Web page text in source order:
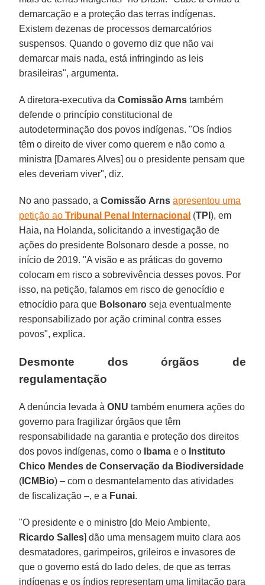
demarcação e a proteção das terras indígenas.
Existem dezenas de processos demarcatórios
suspensos. Quando o governo diz que não vai
demarcar mais nada, está infringindo as leis
brasileiras", argumenta.
A diretora-executiva daComissão Arns também
defende o princípio constitucional de
autodeterminação dos povos indígenas. "Os índios
têm o direito de viver como querem e não como a
ministra [Damares Alves] ou o presidente pensam que
eles deveriam viver", diz.
No ano passado, aComissão Arns apresentou uma
petição aoTribunal Penal Internacional (TPI), em
Haia, na Holanda, solicitando a investigação de
ações do presidente Bolsonaro desde a posse, no
início de 2019. "A visão e as práticas do governo
colocam em risco a sobrevivência desses povos. Por
isso, na petição, falamos em risco de genocídio e
etnocídio para que Bolsonaro seja eventualmente
responsabilizado por ação criminal contra esses
povos", explica.
Desmonte dos órgãos de
regulamentação
A denúncia levada àONU também enumera ações do
governo para fragilizar órgãos que têm
responsabilidade na garantia e proteção dos direitos
dos povos indígenas, como o
Ibama e o Instituto
Chico Mendes de Conservação da Biodiversidade
( ICMBio) – com o desmantelamento das atividades
de fiscalização –, e a Funai.
"O presidente e o ministro [do Meio Ambiente,
Ricardo Salles] dão uma mensagem muito clara aos
desmatadores, garimpeiros, grileiros e invasores de
que o governo está do lado deles, de que as terras
indígenas e os índios representam uma limitação para